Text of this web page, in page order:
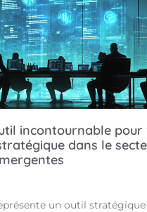
incontournable
dans le
un outil stratégique